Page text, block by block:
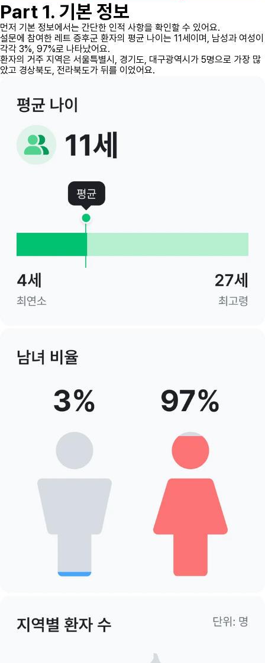
Part 1. 기본 정보
먼저 기본 정보에서는 간단한 인적 사항을 확인할 수 있어요.
설문에 참여한 레트 증후군 환자의 평균 나이는 11세이며, 남성과 여성이
각각 3%, 97%로 나타났어요.
환자의 거주 지역은 서울특별시, 경기도, 대구광역시가 5명으로 가장 많
았고 경상북도, 전라북도가 뒤를 이었어요.